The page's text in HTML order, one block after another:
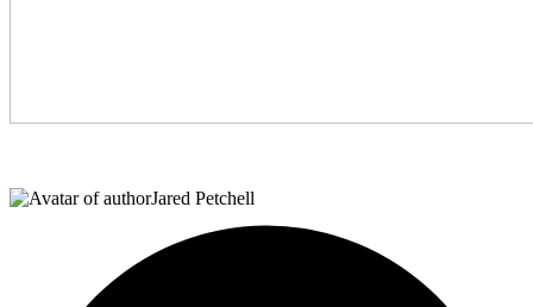
Jared Petchell